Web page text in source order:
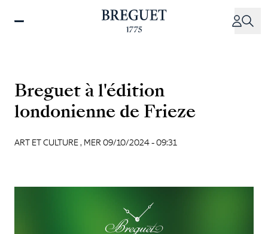
Breguet à l'édition
londonienne de Frieze
ART ET CULTURE , MER 09/10/2024 - 09:31